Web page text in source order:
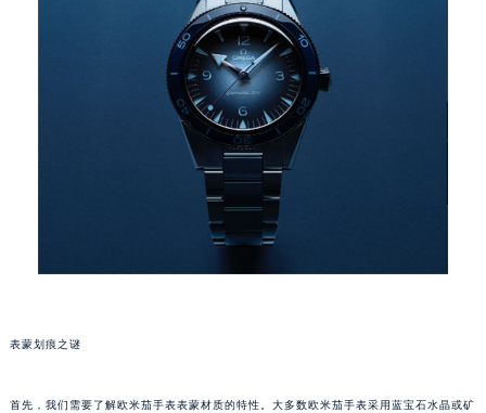
表蒙划痕之谜
首先，我们需要了解欧米茄手表表蒙材质的特性。大多数欧米茄手表采用蓝宝石水晶或矿